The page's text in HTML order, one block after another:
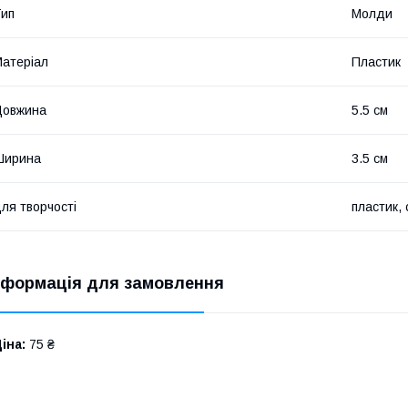
Молди
Пластик
5.5 см
3.5 см
творчості пластик,
для замовлення
75 ₴